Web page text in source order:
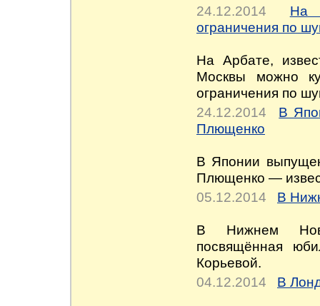
24.12.2014
На
ограничения по
На Арбате,
Москвы можно
ограничения по
24.12.2014
В
Плющенко
В Японии
Плющенко —
05.12.2014
В
В Нижнем
посвящённая
Корьевой.
04.12.2014
В